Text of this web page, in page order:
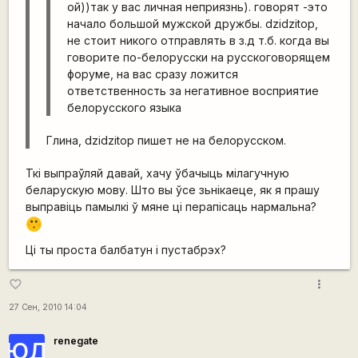
ой))так у вас личная неприязнь). говорят -это
начало большой мужской дружбы. dzidzitop,
не стоит никого отправлять в з.д т.б. когда вы
говорите по-белорусски на русскоговорящем
форуме, на вас сразу ложится
ответственность за негативное восприятие
белорусского языка
Глина, dzidzitop пишет не на белорусском.
Ткі выпраўляй давай, хачу ўбачыць мілагучную
беларускую мову. Што вы ўсе зьнікаеце, як я прашу
выправіць памылкі ў мяне ці перапісаць нармальна?
:-[
Ці ты проста балбатун і пустабрэх?
favorite_border
27 Сен, 2010 14:04
more_vert
ЮД renegate